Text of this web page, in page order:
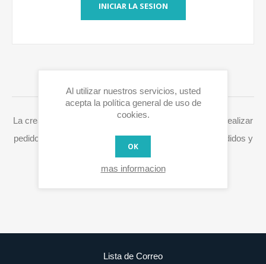
INICIAR LA SESION
La creación de una cuenta en Eurox10.com le permite realizar
pedidos más rápidamente, acceder a su historial de pedidos y
procesar fácilmente RMAs y otras acciones.
Lista de Correo
Al utilizar nuestros servicios, usted
acepta la política general de uso de
cookies.
OK
mas informacion